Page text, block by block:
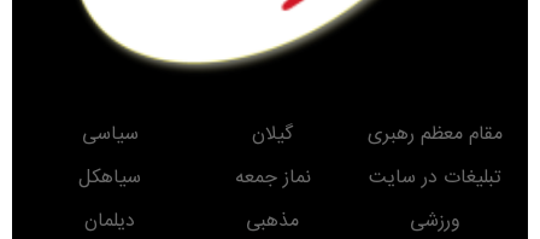
مقام معظم رهبری گیلان
سیاسی
تبلیغات در سایت
نماز جمعه
سیاهکل
ورزشی
مذهبی
دیلمان